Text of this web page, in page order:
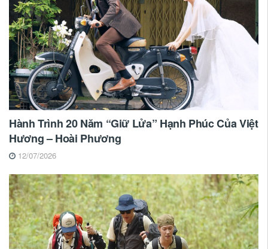
Hành Trình 20 Năm “Giữ Lửa” Hạnh Phúc Của Việt
Hương – Hoài Phương
12/07/2026